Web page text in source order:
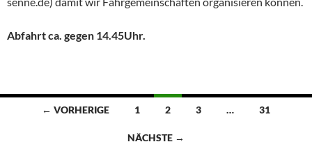
Abfahrt ca. gegen 14.45Uhr.
Beitragsnavigation
← VORHERIGE 1 2 3 … 31
NÄCHSTE →